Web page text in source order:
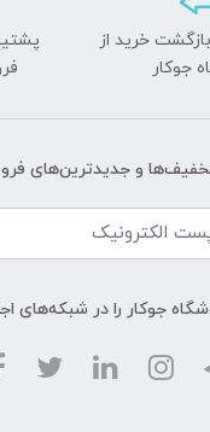
خرید از
جوکار
و جدیدترین‌های
جوکار را در شبکه‌های